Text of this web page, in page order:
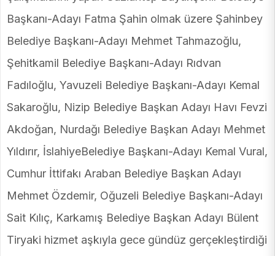
Başkanı-Adayı Fatma Şahin olmak üzere Şahinbey
Belediye Başkanı-Adayı Mehmet Tahmazoğlu,
Şehitkamil Belediye Başkanı-Adayı Rıdvan
Fadıloğlu, Yavuzeli Belediye Başkanı-Adayı Kemal
Sakaroğlu, Nizip Belediye Başkan Adayı Havı Fevzi
Akdoğan, Nurdağı Belediye Başkan Adayı Mehmet
Yıldırır, İslahiyeBelediye Başkanı-Adayı Kemal Vural,
Cumhur İttifakı Araban Belediye Başkan Adayı
Mehmet Özdemir, Oğuzeli Belediye Başkanı-Adayı
Sait Kılıç, Karkamış Belediye Başkan Adayı Bülent
Tiryaki hizmet aşkıyla gece gündüz gerçekleştirdiği